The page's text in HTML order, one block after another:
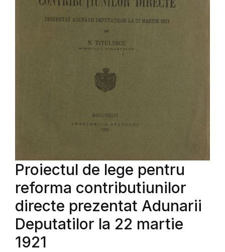
Proiectul de lege pentru
reforma contributiunilor
directe prezentat Adunarii
Deputatilor la 22 martie
1921